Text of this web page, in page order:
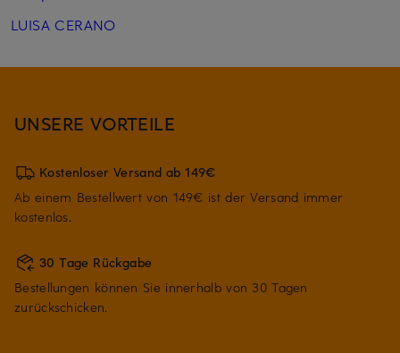
LUISA CERANO
UNSERE VORTEILE
Kostenloser Versand ab 149€
Ab einem Bestellwert von 149€ ist der Versand immer
kostenlos.
30 Tage Rückgabe
Bestellungen können Sie innerhalb von 30 Tagen
zurückschicken.